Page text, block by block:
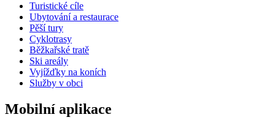
Turistické cíle
Ubytování a restaurace
Pěší tury
Cyklotrasy
Běžkařské tratě
Ski areály
Vyjížďky na koních
Služby v obci
Mobilní aplikace